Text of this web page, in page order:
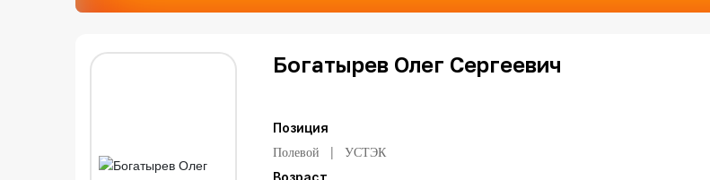
Богатырев Олег Сергеевич
Позиция
Полевой УСТЭК
Возраст